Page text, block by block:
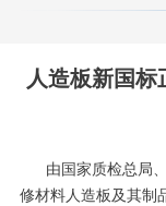
人造板新国
由国家质检总局
修材料人造板及其制